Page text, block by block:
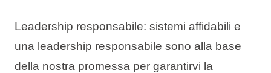
Leadership responsabile: sistemi affidabili e
una leadership responsabile sono alla base
della nostra promessa per garantirvi la